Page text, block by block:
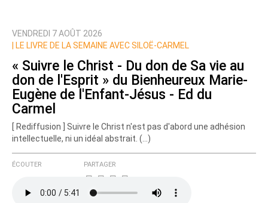
Nom
Courriel (non publié)
Ajoutez votre commentaire ici
Texte de votre message
VENDREDI 7 AOÛT 2026
LE LIVRE DE LA SEMAINE AVEC SILOË-CARMEL
« Suivre le Christ - Du don de Sa vie au
don de l'Esprit » du Bienheureux Marie-
Eugène de l'Enfant-Jésus - Ed du
Carmel
[ Rediffusion ] Suivre le Christ n'est pas d'abord une adhésion
intellectuelle, ni un idéal abstrait. (…)
ÉCOUTER PARTAGER